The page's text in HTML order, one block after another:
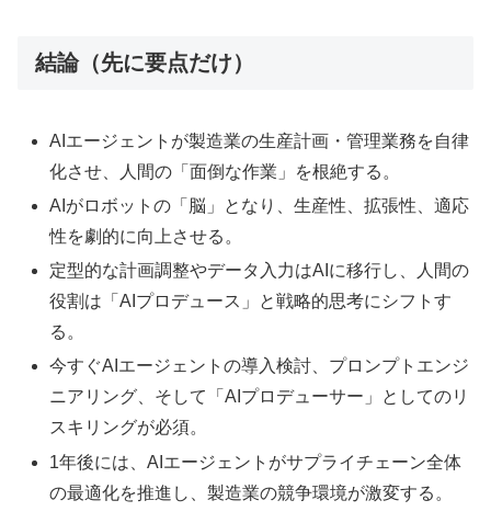
結論（先に要点だけ）
AIエージェントが製造業の生産計画・管理業務を自律
化させ、人間の「面倒な作業」を根絶する。
AIがロボットの「脳」となり、生産性、拡張性、適応
性を劇的に向上させる。
定型的な計画調整やデータ入力はAIに移行し、人間の
役割は「AIプロデュース」と戦略的思考にシフトす
る。
今すぐAIエージェントの導入検討、プロンプトエンジ
ニアリング、そして「AIプロデューサー」としてのリ
スキリングが必須。
1年後には、AIエージェントがサプライチェーン全体
の最適化を推進し、製造業の競争環境が激変する。